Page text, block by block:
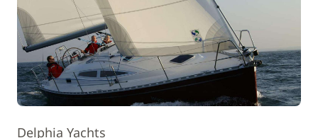
Delphia Yachts